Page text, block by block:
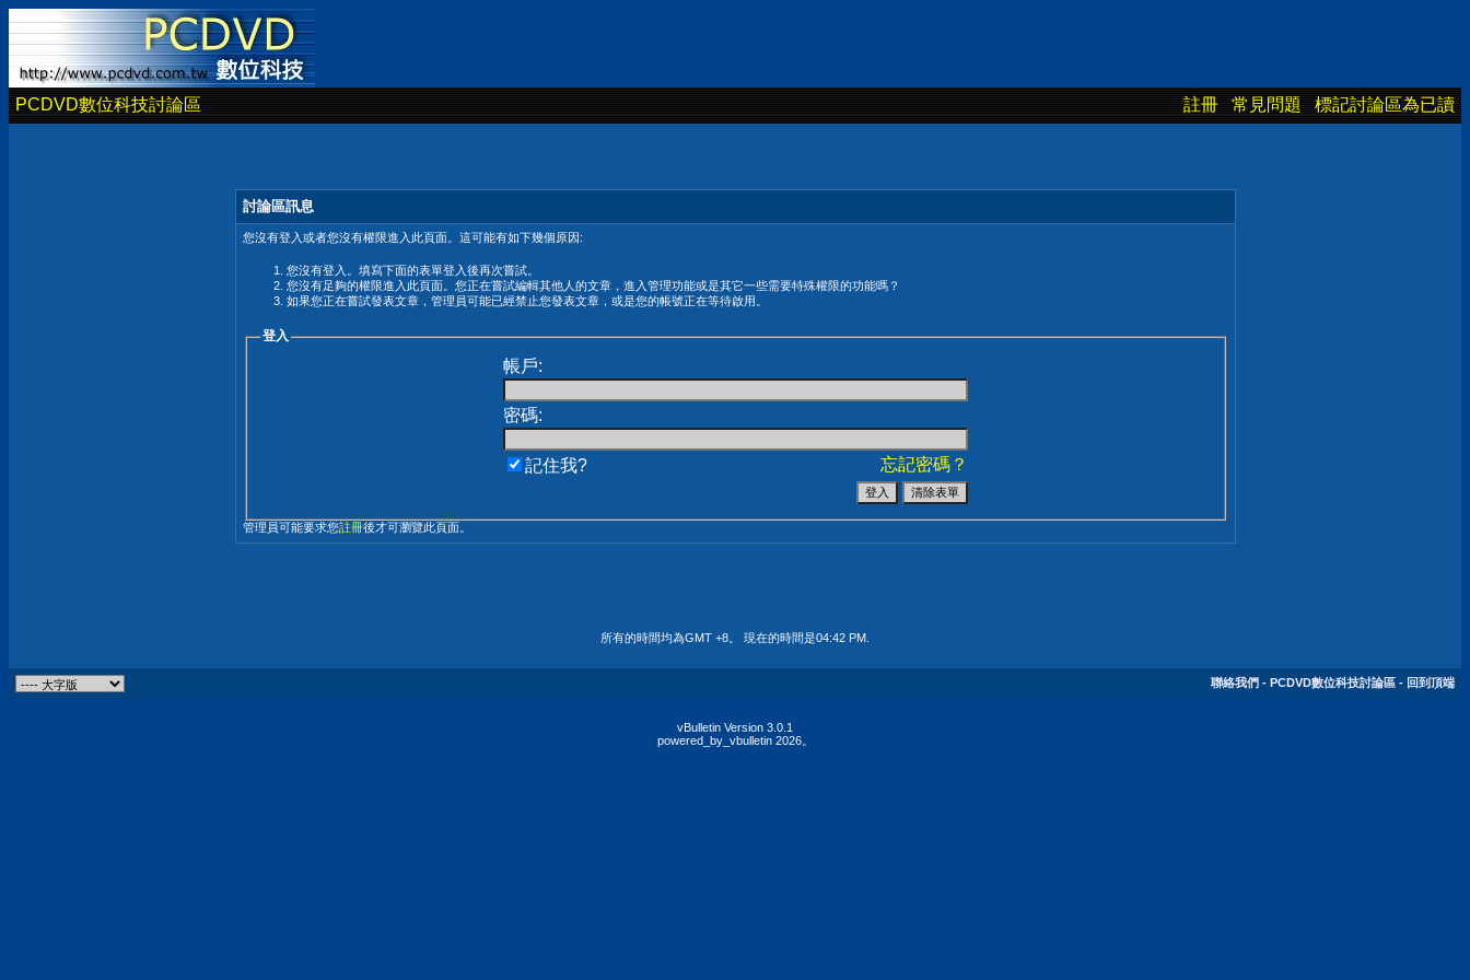
PCDVD數位科技討論區 註冊 常見問題 標記討論區為已讀
討論區訊息
您沒有登入或者您沒有權限進入此頁面。這可能有如下幾個原因:
您沒有登入。填寫下面的表單登入後再次嘗試。
您沒有足夠的權限進入此頁面。您正在嘗試編輯其他人的文章，進入管理功能或是其它一些需要特殊權限的功能嗎？
如果您正在嘗試發表文章，管理員可能已經禁止您發表文章，或是您的帳號正在等待啟用。
登入
帳戶:
密碼:
忘記密碼？
記住我?
管理員可能要求您註冊後才可瀏覽此頁面。
所有的時間均為GMT +8。 現在的時間是04:42 PM
聯絡我們 - PCDVD數位科技討論區 - 回到頂端
vBulletin Version 3.0.1
powered_by_vbulletin 2026。